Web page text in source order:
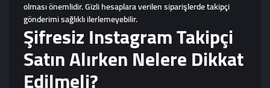
olması önemlidir. Gizli hesaplara verilen siparişlerde takipçi
gönderimi sağlıklı ilerlemeyebilir.
Şifresiz Instagram Takipçi
Satın Alırken Nelere Dikkat